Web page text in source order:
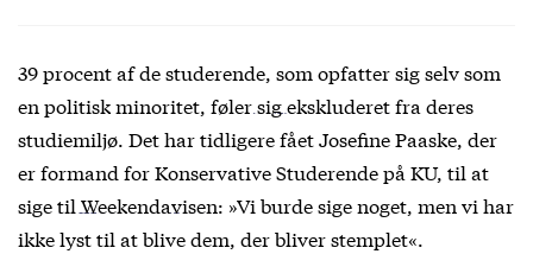
39 procent af de studerende, som opfatter sig selv som
en politisk minoritet, føler sig ekskluderetfra deres
studiemiljø. Det har tidligere fået Josefine Paaske, der
er formand for Konservative Studerende på KU, til at
sigetil Weekendavisen: »Vi burde sige noget, men vi har
ikke lyst til at blive dem, der bliver stemplet«.